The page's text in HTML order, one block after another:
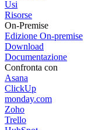
Usi
Risorse
On-Premise
Edizione On-premise
Download
Documentazione
Confronta con
Asana
ClickUp
monday.com
Zoho
Trello